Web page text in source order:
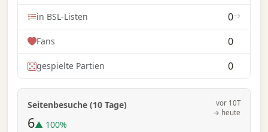
in BSL-Listen 0
Fans 0
gespielte Partien 0
Seitenbesuche (10 Tage)
6▲ 100%
vor 10T
→ heute